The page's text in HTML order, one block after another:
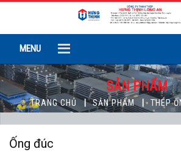
MENU
SẢN PHẨM
TRANG CHỦ SẢN PHẨM THÉP
Ống đúc